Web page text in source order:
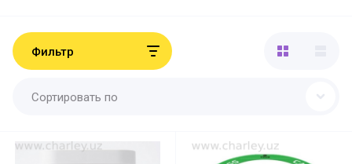
Фильтр
Сортировать по